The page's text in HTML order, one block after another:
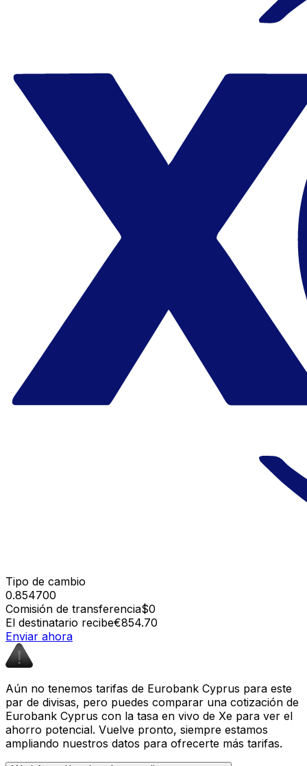
Tipo de cambio
0.854700
Comisión de transferencia$0
El destinatario recibe€854.70
Enviar ahora
Aún no tenemos tarifas de Eurobank Cyprus para este
par de divisas, pero puedes comparar una cotización de
Eurobank Cyprus con la tasa en vivo de Xe para ver el
ahorro potencial. Vuelve pronto, siempre estamos
ampliando nuestros datos para ofrecerte más tarifas.